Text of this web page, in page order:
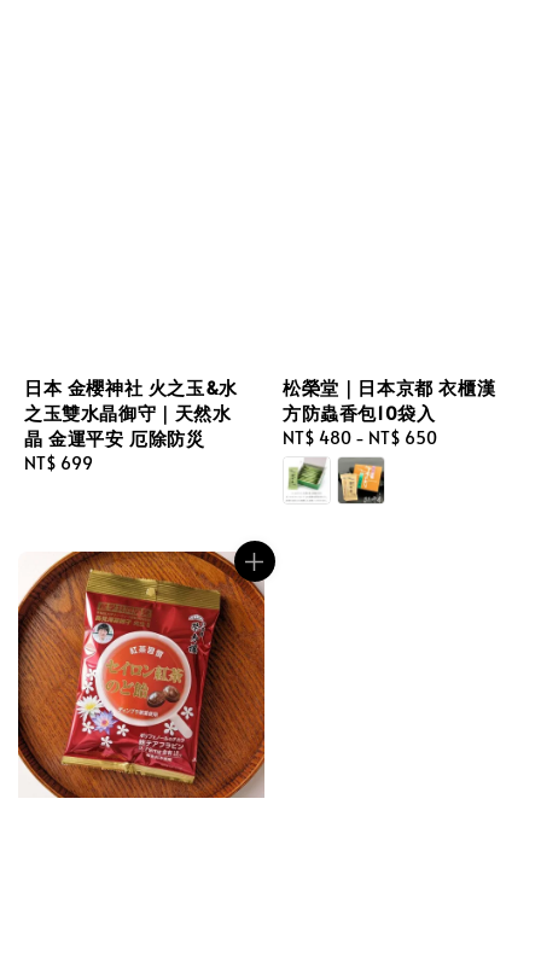
日本 金櫻神社 火之玉&水
之玉雙水晶御守｜天然水
晶 金運平安 厄除防災
Regular
NT$ 699
松榮堂｜日本京都 衣櫃漢
方防蟲香包10袋入
Regular
price
NT$ 480 - NT$ 650